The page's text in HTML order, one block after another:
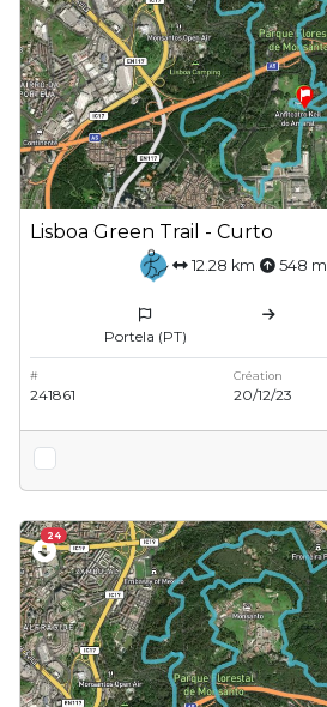
Lisboa Green Trail - Curto
12.28 km 548 m
Portela (PT)
#
241861
Création
20/12/23
24